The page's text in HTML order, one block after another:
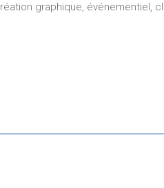
graphique, événementiel,